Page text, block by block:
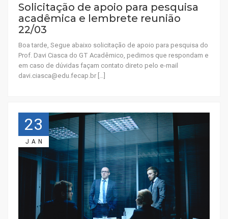
Solicitação de apoio para pesquisa
acadêmica e lembrete reunião
22/03
Boa tarde, Segue abaixo solicitação de apoio para pesquisa do
Prof. Davi Ciasca do GT Acadêmico, pedimos que respondam e
em caso de dúvidas façam contato direto pelo e-mail
davi.ciasca@edu.fecap.br […]
23
JAN